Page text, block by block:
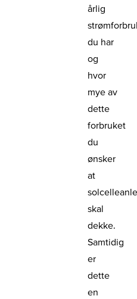
årlig
du har
og
hvor
mye av
dette
forbruket
du
ønsker
at
skal
dekke.
Samtidig
er
dette
en